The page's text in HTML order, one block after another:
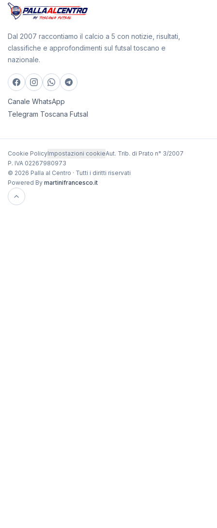
Dal 2007 raccontiamo il calcio a 5 con notizie, risultati,
classifiche e approfondimenti sul futsal toscano e
nazionale.
Canale WhatsApp
Telegram Toscana Futsal
Cookie PolicyImpostazioni cookieAut. Trib. di Prato n° 3/2007
P. IVA 02267980973
© 2026 Palla al Centro · Tutti i diritti riservati
Powered By martinifrancesco.it